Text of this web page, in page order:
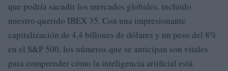
que podría sacudir los mercados globales, incluido
nuestro querido IBEX 35. Con una impresionante
capitalización de 4,4 billones de dólares y un peso del 8%
en el S&P 500, los números que se anticipan son vitales
para comprender cómo la inteligencia artificial está